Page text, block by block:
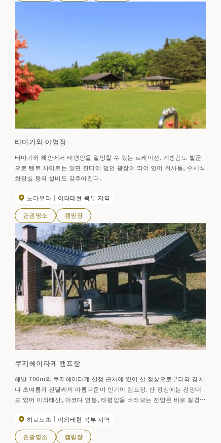
타마가와 야영장
타마가와 해안에서 태평양을 일망할 수 있는 로케이션. 개방감도 발군
으로 텐트 사이트는 일면 잔디에 덮인 광장이 되어 있어 취사동, 수세식
화장실 등의 설비도 갖추어진다.
노다무라 이와테현 북부 지역
관광명소 캠핑장
쿠지헤이타케 캠프장
해발 706m의 쿠지헤이타케 산정 근처에 있어 산 정상으로부터의 경치
나 초여름의 진달래의 아름다움이 인기의 캠프장. 산 정상에는 전망대
도 있어 이와테산, 야코다 연봉, 태평양을 바라보는 전망은 바로 절경.
화장실, 피난 오두막, 야외 탁자 있음
히로노초 이와테현 북부 지역
관광명소 캠핑장